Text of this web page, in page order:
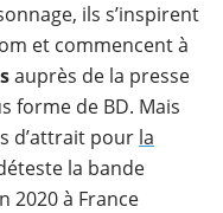
ils s’inspirent
et commencent à
auprès de la presse
forme de BD. Mais
d’attrait pour la
la bande
2020 à France